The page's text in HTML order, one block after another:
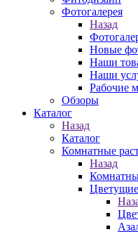
Фотогалерея
Назад
Новые
Наши
Наши
Рабочие
Обзоры
Каталог
Назад
Каталог
Комнатные
Назад
Цветущие